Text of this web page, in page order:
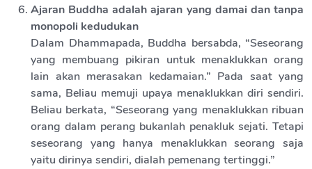
Ajaran Buddha adalah ajaran yang damai dan tanpa
monopoli kedudukan
Dalam Dhammapada, Buddha bersabda, “Seseorang
yang membuang pikiran untuk menaklukkan orang
lain akan merasakan kedamaian.” Pada saat yang
sama, Beliau memuji upaya menaklukkan diri sendiri.
Beliau berkata, “Seseorang yang menaklukkan ribuan
orang dalam perang bukanlah penakluk sejati. Tetapi
seseorang yang hanya menaklukkan seorang saja
yaitu dirinya sendiri, dialah pemenang tertinggi.”